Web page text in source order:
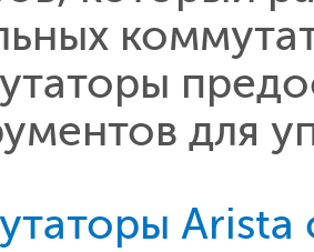
для
Arista